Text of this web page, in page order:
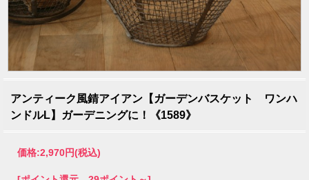
アンティーク風錆アイアン【ガーデンバスケット ワンハ
ンドルL】ガーデニングに！《1589》
価格:2,970円(税込)